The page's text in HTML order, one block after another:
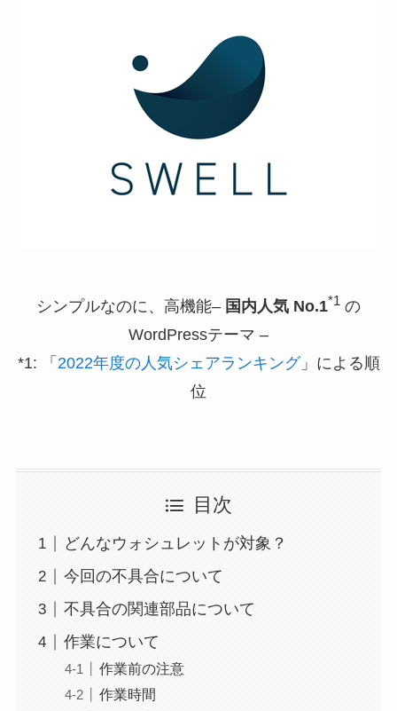
シンプルなのに、高機能– 国内人気 No.1*1 の
WordPressテーマ –
*1: 「 2022年度の人気シェアランキング」による順
位
目次
どんなウォシュレットが対象？
今回の不具合について
不具合の関連部品について
作業について
作業前の注意
作業時間